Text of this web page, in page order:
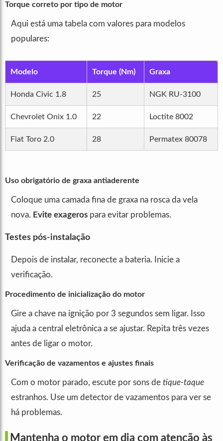
Torque correto por tipo de motor
Aqui está uma tabela com valores para modelos
populares:
Modelo Torque (Nm) Graxa
Honda Civic 1.8 25 NGK RU-3100
Chevrolet Onix 1.0 22 Loctite 8002
Fiat Toro 2.0 28 Permatex 80078
Uso obrigatório de graxa antiaderente
Coloque uma camada fina de graxa na rosca da vela
nova. Evite exageros para evitar problemas.
Testes pós-instalação
Depois de instalar, reconecte a bateria. Inicie a
verificação.
Procedimento de inicialização do motor
Gire a chave na ignição por 3 segundos sem ligar. Isso
ajuda a central eletrônica a se ajustar. Repita três vezes
antes de ligar o motor.
Verificação de vazamentos e ajustes finais
Com o motor parado, escute por sons de tique-taque
estranhos. Use um detector de vazamentos para ver se
há problemas.
Mantenha o motor em dia com atenção às